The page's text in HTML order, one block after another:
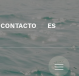
CONTACTO
ES